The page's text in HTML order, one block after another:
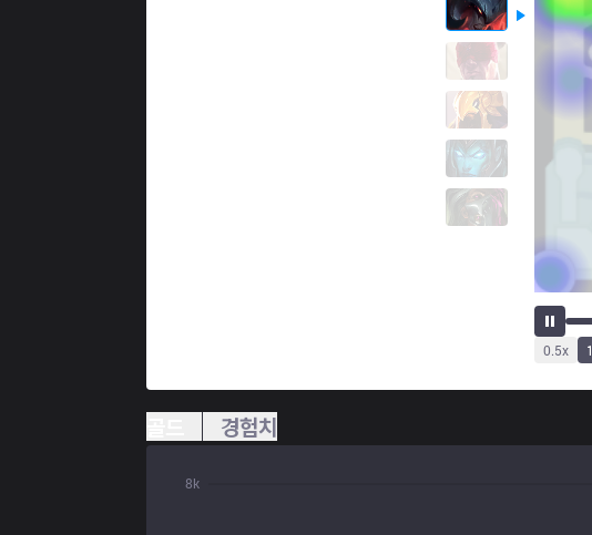
0.5x 1
경험치
8k